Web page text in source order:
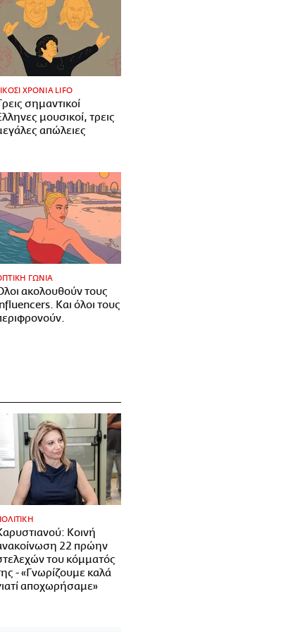
ΧΡΟΝΙΑ LIFO
σημαντικοί
μουσικοί, τρεις
απώλειες
ΓΩΝΙΑ
ακολουθούν τους
Και όλοι τους
Κοινή
22 πρώην
του κόμματός
- «Γνωρίζουμε καλά
αποχωρήσαμε»